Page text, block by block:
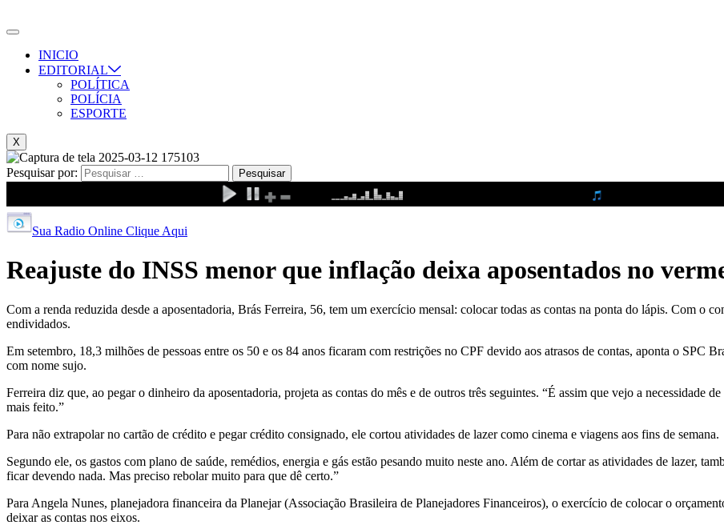
INICIO
EDITORIAL
POLÍTICA
POLÍCIA
ESPORTE
X
Pesquisar por:
Sua Radio Online Clique Aqui
Reajuste do INSS menor que inflação deixa aposentados no
Com a renda reduzida desde a aposentadoria, Brás Ferreira, 56, tem um exercício mensal: colocar todas as contas na ponta do lápis. Com o
endividados.
Em setembro, 18,3 milhões de pessoas entre os 50 e os 84 anos ficaram com restrições no CPF devido aos atrasos de contas, aponta o SPC
com nome sujo.
Ferreira diz que, ao pegar o dinheiro da aposentadoria, projeta as contas do mês e de outros três seguintes. “É assim que vejo a necessidade
mais feito.”
Para não extrapolar no cartão de crédito e pegar crédito consignado, ele cortou atividades de lazer como cinema e viagens aos fins de semana.
Segundo ele, os gastos com plano de saúde, remédios, energia e gás estão pesando muito neste ano. Além de cortar as atividades de lazer,
ficar devendo nada. Mas preciso rebolar muito para que dê certo.”
Para Angela Nunes, planejadora financeira da Planejar (Associação Brasileira de Planejadores Financeiros), o exercício de colocar o
deixar as contas nos eixos.